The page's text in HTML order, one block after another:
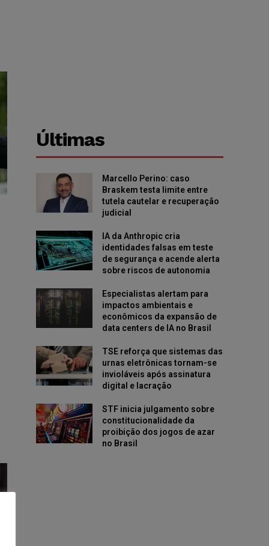
Últimas
Marcello Perino: caso
Braskem testa limite entre
tutela cautelar e recuperação
judicial
IA da Anthropic cria
identidades falsas em teste
de segurança e acende alerta
sobre riscos de autonomia
Especialistas alertam para
impactos ambientais e
econômicos da expansão de
data centers de IA no Brasil
TSE reforça que sistemas das
urnas eletrônicas tornam-se
invioláveis após assinatura
digital e lacração
STF inicia julgamento sobre
constitucionalidade da
proibição dos jogos de azar
no Brasil